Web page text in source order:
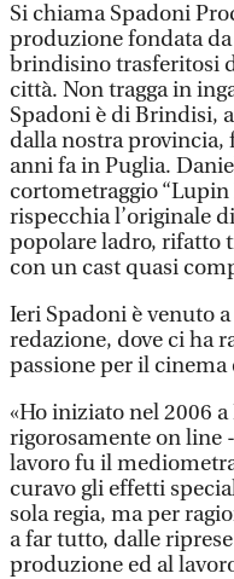
Si chiama Spadoni
produzione fondata
brindisino trasferitosi
città. Non tragga in
Spadoni è di Brindisi,
dalla nostra
anni fa in Puglia.
cortometraggio
rispecchia l’originale
popolare ladro, rifatto
con un cast quasi
Ieri Spadoni è venuto
redazione, dove ci ha
passione per il
«Ho iniziato nel 2006
rigorosamente on line
lavoro fu il
curavo gli effetti
sola regia, ma per
a far tutto, dalle
produzione ed al